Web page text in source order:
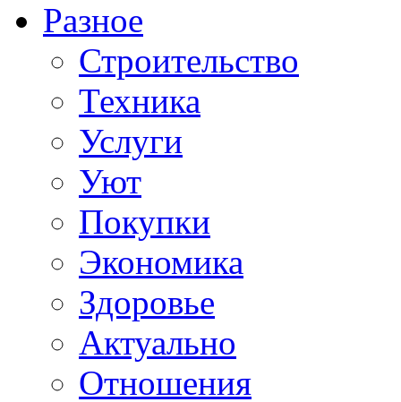
Разное
Строительство
Техника
Услуги
Уют
Покупки
Экономика
Здоровье
Актуально
Отношения